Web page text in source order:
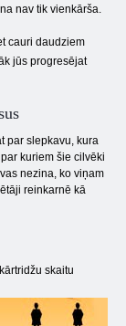
nav tik vienkārša.
cauri daudziem
jūs progresējat
par slepkavu, kura
kuriem šie cilvēki
nezina, ko viņam
reinkarnē kā
skaitu